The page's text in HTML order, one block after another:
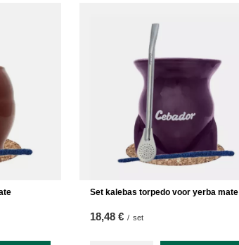
Set kalebas torpedo voor yerba mate
18,48 € / set